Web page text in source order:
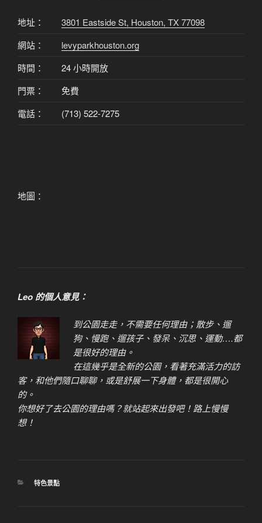
地址：
3801 Eastside St, Houston, TX 77098
網站：
levyparkhouston.org
時間：
24 小時開放
門票：
免費
電話：
(713) 522-7275
地圖：
Leo 的個人意見：
到公園走走，不需要任何理由；散步、遛
狗、慢跑、遛孩子、發呆、沉思、運動….都
是很好的理由。
在這幾乎是全新的公園，看著充滿活力的訪
客，和他們隨口聊聊，或是舒展一下身體，都是很開心
的。
你想好了去公園的理由嗎？就站起來出發吧！路上慢慢
想！
分
特色景點